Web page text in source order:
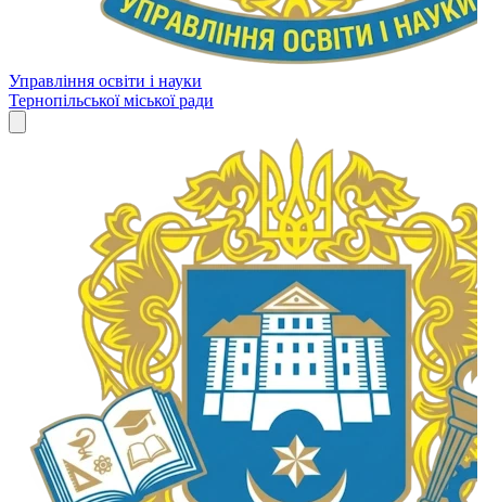
Управління освіти і науки
Тернопільської міської ради